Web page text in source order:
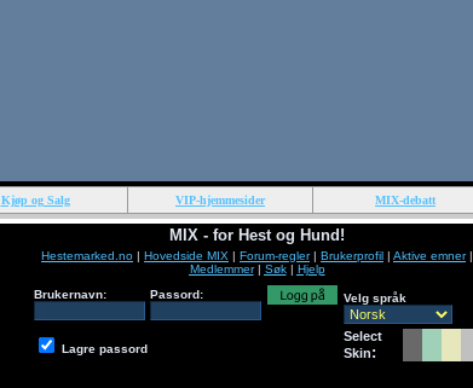
Kjøp og Salg VIP-hjemmesider MIX-debatt
MIX - for Hest og Hund!
Hestemarked.no | Hovedside MIX | Forum-regler| Brukerprofil | Aktive emner|
Medlemmer| Søk| Hjelp
Brukernavn:
Passord: Velg språk
Lagre passord
Select
Skin: